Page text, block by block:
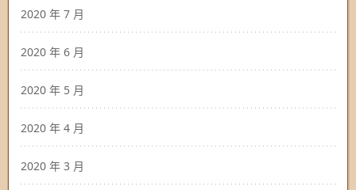
2020 年 7 月
2020 年 6 月
2020 年 5 月
2020 年 4 月
2020 年 3 月